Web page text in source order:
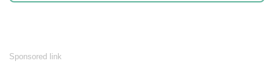
Sponsored link